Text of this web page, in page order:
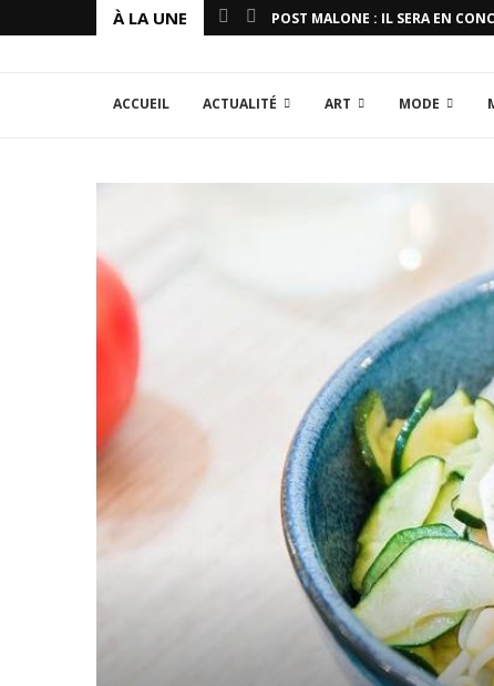
À LA UNE POST MALONE : IL SERA EN
ACCUEIL ACTUALITÉ ART MODE